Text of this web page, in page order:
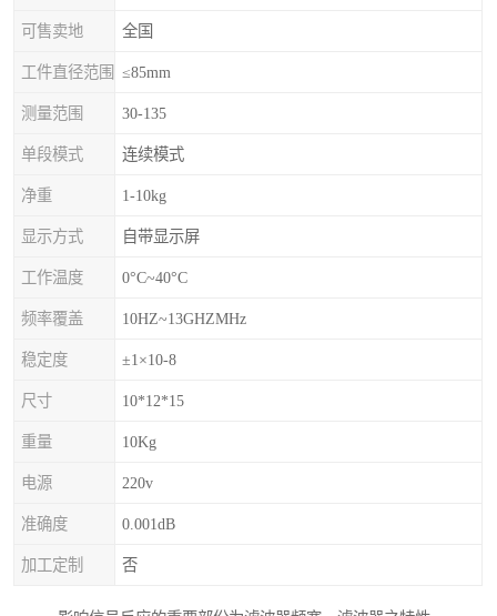
可售卖地 全国
工件直径范围 ≤85mm
测量范围 30-135
单段模式 连续模式
净重 1-10kg
显示方式 自带显示屏
工作温度 0°C~40°C
频率覆盖 10HZ~13GHZMHz
稳定度 ±1×10-8
尺寸 10*12*15
重量 10Kg
电源 220v
准确度 0.001dB
加工定制 否